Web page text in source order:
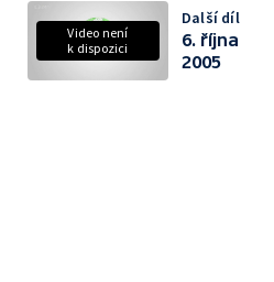
Video není
k dispozici
Další díl
6. října
2005